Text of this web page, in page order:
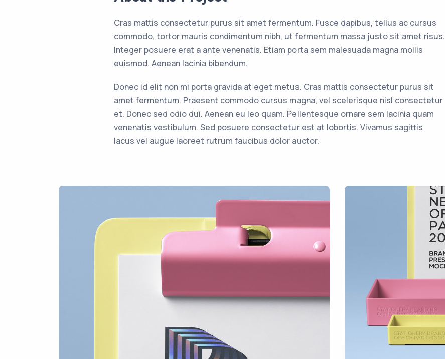
Cras mattis consectetur purus sit amet fermentum. Fusce dapibus, tellus ac cursus
commodo, tortor mauris condimentum nibh, ut fermentum massa justo sit amet risus.
Integer posuere erat a ante venenatis. Etiam porta sem malesuada magna mollis
euismod. Aenean lacinia bibendum.
Donec id elit non mi porta gravida at eget metus. Cras mattis consectetur purus sit
amet fermentum. Praesent commodo cursus magna, vel scelerisque nisl consectetur
et. Donec sed odio dui. Aenean eu leo quam. Pellentesque ornare sem lacinia quam
venenatis vestibulum. Sed posuere consectetur est at lobortis. Vivamus sagittis
lacus vel augue laoreet rutrum faucibus dolor auctor.